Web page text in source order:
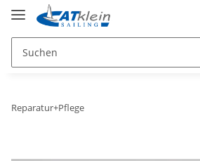
Reparatur+Pflege